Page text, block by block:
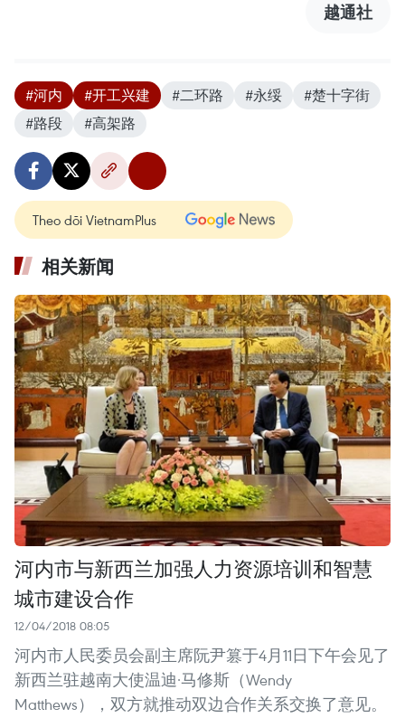
越通社
#河内 #开工兴建 #二环路 #永绥
#楚十字街
#路段
#高架路
Theo dõi VietnamPlus
相关新闻
河内市与新西兰加强人力资源培训和智慧
城市建设合作
12/04/2018 08:05
河内市人民委员会副主席阮尹篡于4月11日下午会见了
新西兰驻越南大使温迪·马修斯（Wendy
Matthews），双方就推动双边合作关系交换了意见。